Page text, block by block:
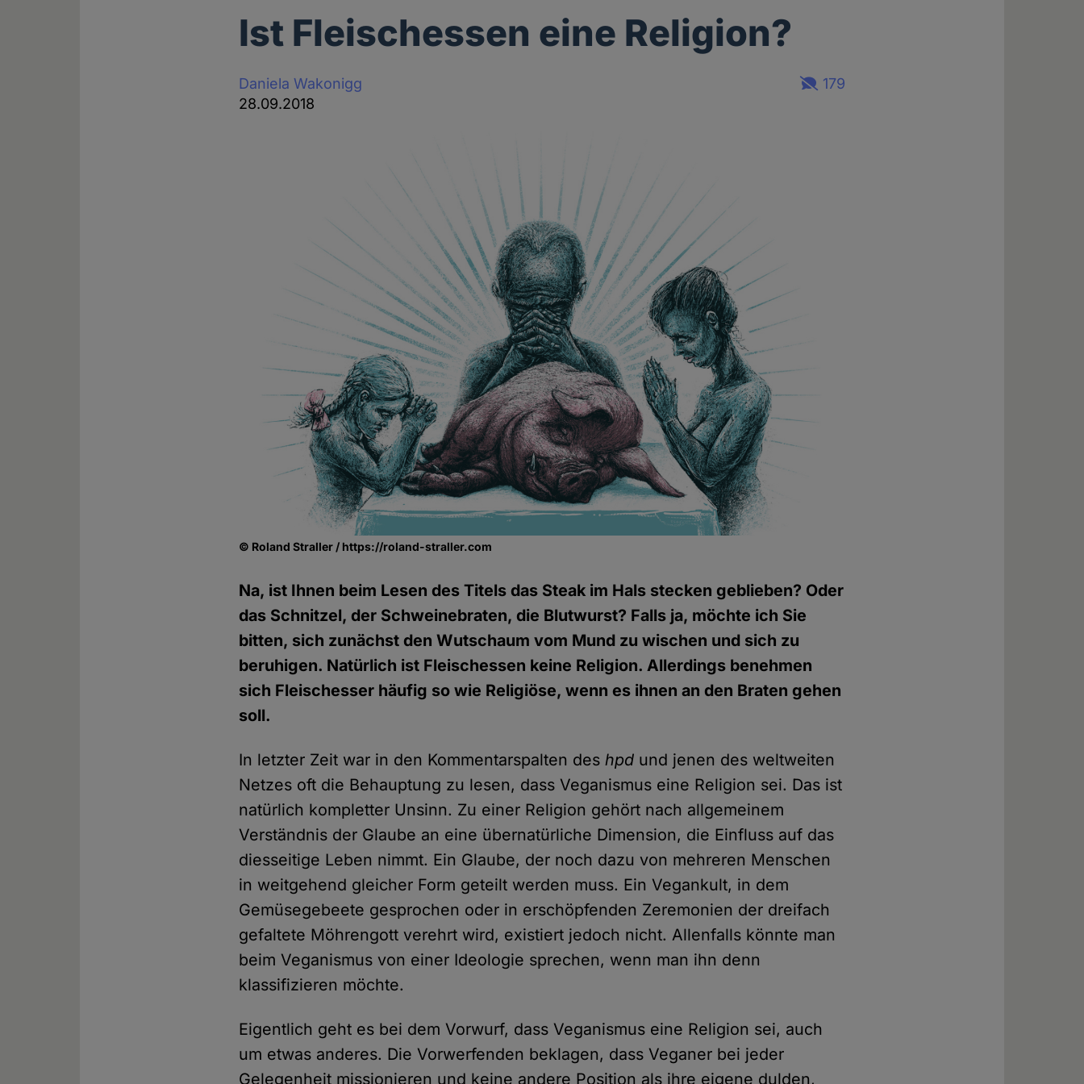
Ist Fleischessen eine Religion?
Daniela Wakonigg
28.09.2018
179
© Roland Straller / https://roland-straller.com
Na, ist Ihnen beim Lesen des Titels das Steak im Hals stecken geblieben? Oder
das Schnitzel, der Schweinebraten, die Blutwurst? Falls ja, möchte ich Sie
bitten, sich zunächst den Wutschaum vom Mund zu wischen und sich zu
beruhigen. Natürlich ist Fleischessen keine Religion. Allerdings benehmen
sich Fleischesser häufig so wie Religiöse, wenn es ihnen an den Braten gehen
soll.
In letzter Zeit war in den Kommentarspalten deshpd und jenen des weltweiten
Netzes oft die Behauptung zu lesen, dass Veganismus eine Religion sei. Das ist
natürlich kompletter Unsinn. Zu einer Religion gehört nach allgemeinem
Verständnis der Glaube an eine übernatürliche Dimension, die Einfluss auf das
diesseitige Leben nimmt. Ein Glaube, der noch dazu von mehreren Menschen
in weitgehend gleicher Form geteilt werden muss. Ein Vegankult, in dem
Gemüsegebeete gesprochen oder in erschöpfenden Zeremonien der dreifach
gefaltete Möhrengott verehrt wird, existiert jedoch nicht. Allenfalls könnte man
beim Veganismus von einer Ideologie sprechen, wenn man ihn denn
klassifizieren möchte.
Eigentlich geht es bei dem Vorwurf, dass Veganismus eine Religion sei, auch
um etwas anderes. Die Vorwerfenden beklagen, dass Veganer bei jeder
Gelegenheit missionieren und keine andere Position als ihre eigene dulden,